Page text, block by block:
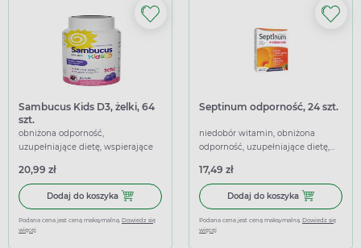
Sambucus Kids D3, żelki, 64
szt.
obniżona odporność,
uzupełniające dietę, wspierające
20,99 zł
Dodaj do koszyka Dodaj do koszyka Sambucus Kids D3, żelki, 64 szt.
Podana cena jest ceną maksymalną. Dowiedz się
więcej
Septinum odporność, 24 szt.
niedobór witamin, obniżona
odporność, uzupełniające dietę,
17,49 zł
Dodaj do koszyka Dodaj do
Podana cena jest ceną maksymalną. Dowiedz się
więcej